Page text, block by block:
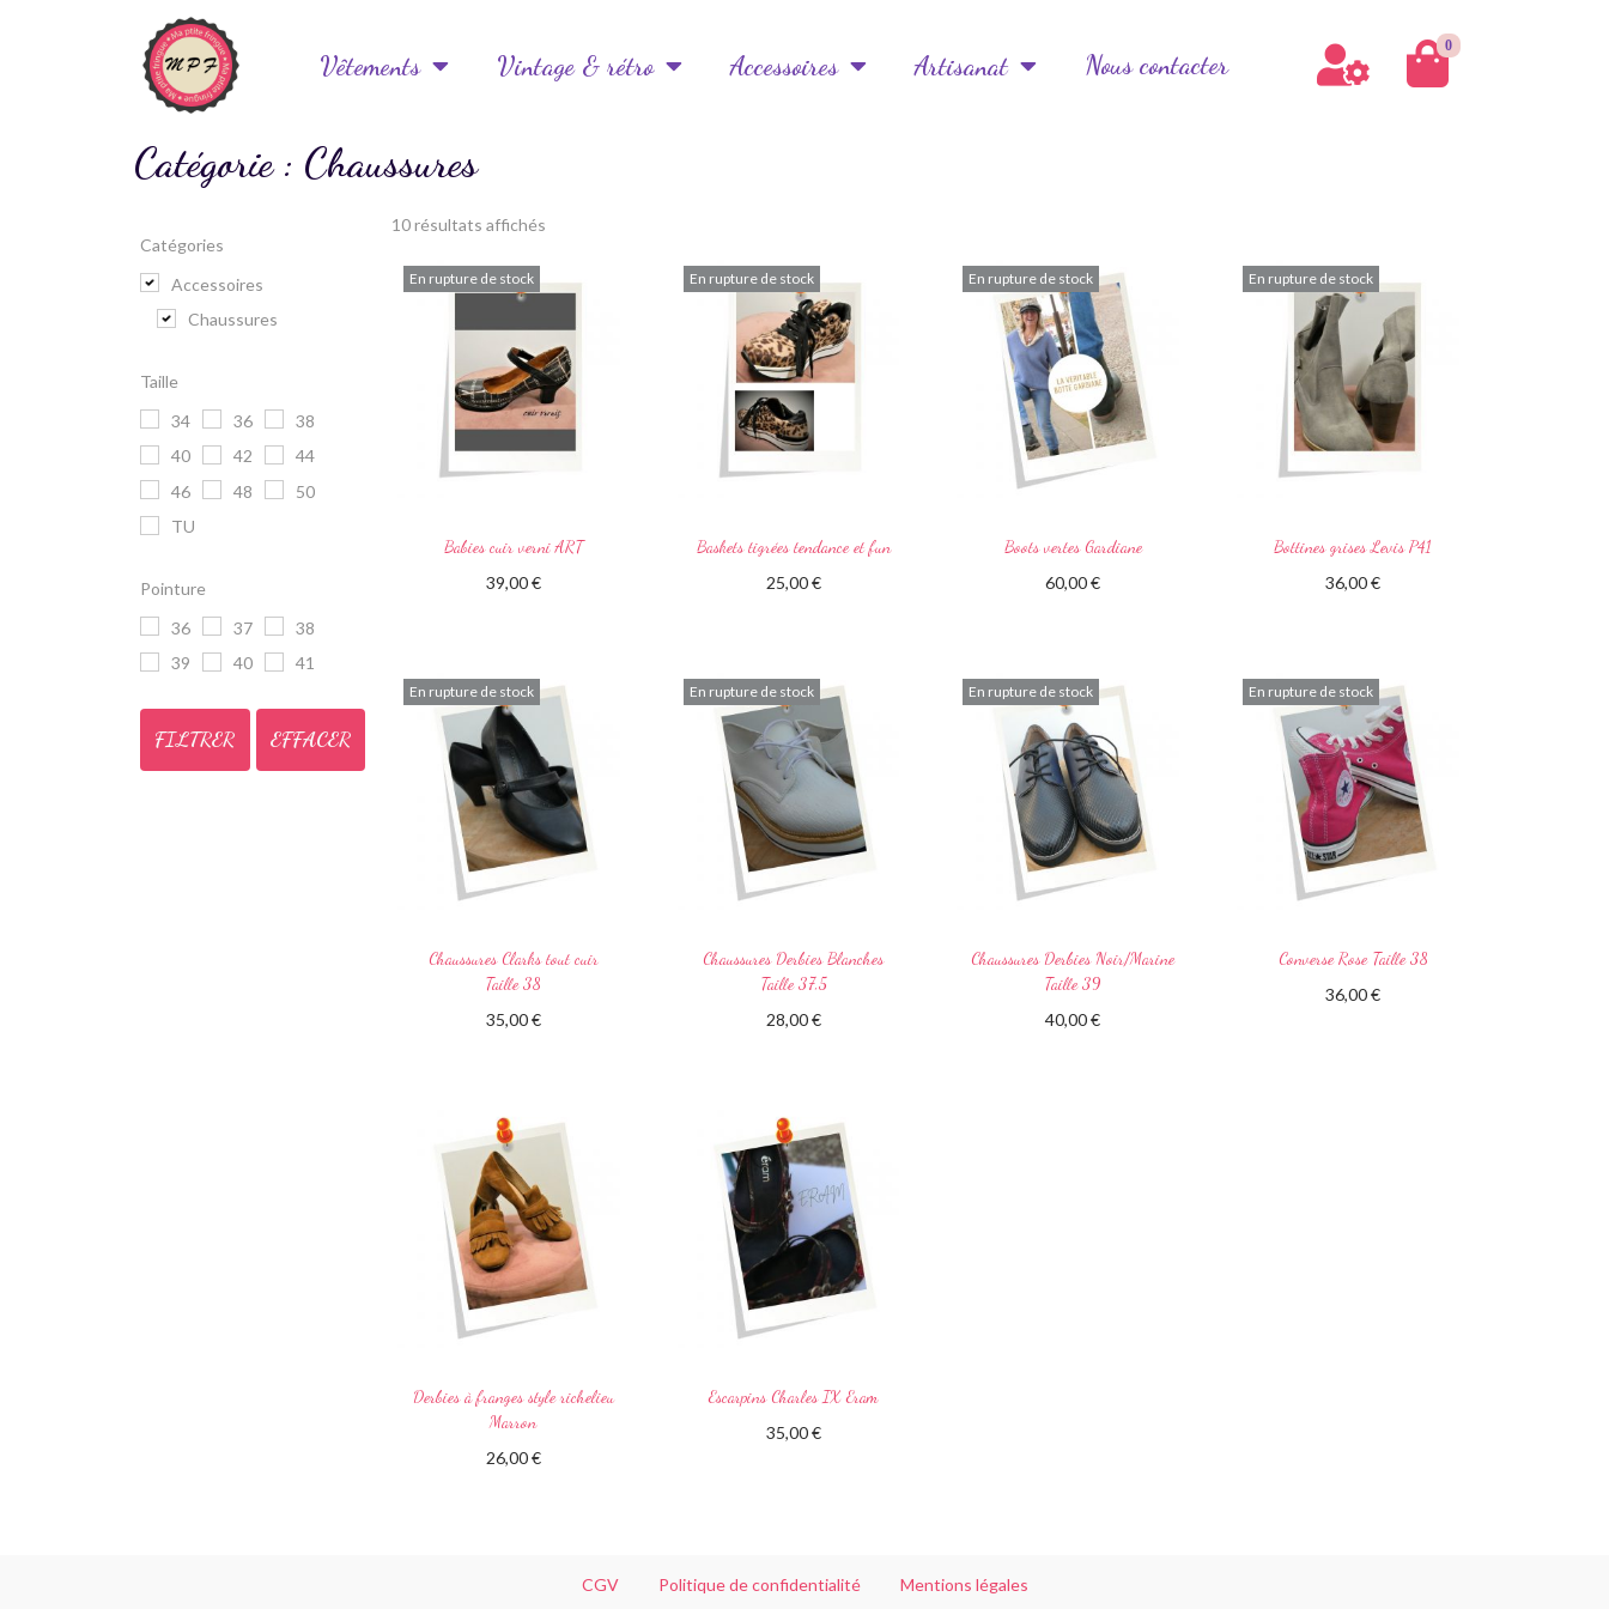
Vêtements Vintage & rétro Accessoires Artisanat Nous contacter
0
Catégorie : Chaussures
Catégories
Accessoires
Chaussures
Taille
34
36
38
40
42
44
46
48
50
TU
Pointure
36
37
38
39
40 41
FILTRER EFFACER
10 résultats affichés
En rupture de stock
Babies cuir verni ART
39,00€
En rupture de stock
Baskets tigrées tendance et fun
25,00€
En rupture de stock
Boots vertes Gardiane
60,00€
En rupture de stock
Bottines grises Levis P41
36,00€
En rupture de stock
Chaussures Clarks tout cuir
Taille 38
35,00€
En rupture de stock
Chaussures Derbies Blanches
Taille 37,5
28,00€
En rupture de stock
Chaussures Derbies Noir/Marine
Taille 39
40,00€
En rupture de stock
Converse Rose Taille 38
36,00€
Derbies à franges style richelieu
Marron
26,00€
Escarpins Charles IX Eram
35,00€
CGV Politique de confidentialité Mentions légales